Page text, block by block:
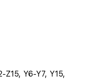
Z15, Y6-Y7, Y15,